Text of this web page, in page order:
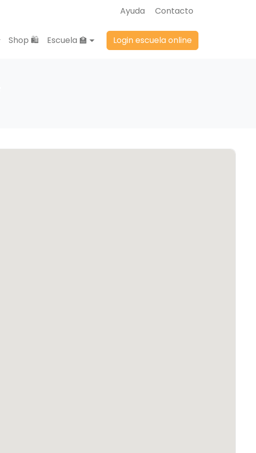
Ayuda Contacto
Shop 🛍️ Escuela 🏫 Login escuela online